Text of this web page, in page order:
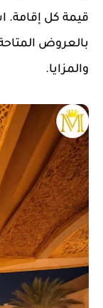
قيمة كل إقامة.
بالعروض
والمزايا.